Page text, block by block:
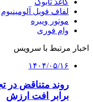
لفاف فویل آلومینیوم
موتور ویبره
وام فوری
اخبار مرتبط با سرویس
۱۴۰۴/۰۵/۱۶
روند متناقض در
برابر افت ارزش